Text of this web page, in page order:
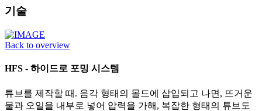
기술
Back to overview
HFS - 하이드로 포밍 시스템
튜브를 제작할 때. 음각 형태의 몰드에 삽입되고 나면, 뜨거운
물과 오일을 내부로 넣어 압력을 가해, 복잡한 형태의 튜브도